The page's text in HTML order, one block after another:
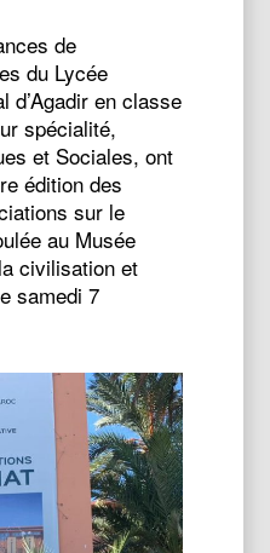
de
du Lycée
d’Agadir en classe
spécialité,
et Sociales, ont
édition des
sur le
au Musée
civilisation et
samedi 7